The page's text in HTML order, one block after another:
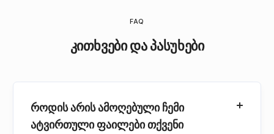
FAQ
კითხვები და პასუხები
როდის არის ამოღებული ჩემი
ატვირთული ფაილები თქვენი